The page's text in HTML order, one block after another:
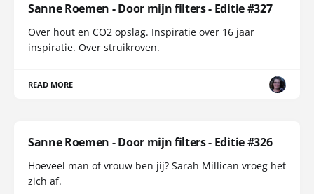
Sanne Roemen - Door mijn filters - Editie #327
Over hout en CO2 opslag. Inspiratie over 16 jaar
inspiratie. Over struikroven.
READ MORE
Sanne Roemen - Door mijn filters - Editie #326
Hoeveel man of vrouw ben jij? Sarah Millican vroeg het
zich af.